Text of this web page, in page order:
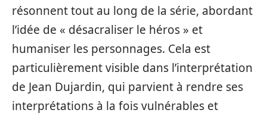
résonnent tout au long de la série, abordant
l’idée de « désacraliser le héros » et
humaniser les personnages. Cela est
particulièrement visible dans l’interprétation
de Jean Dujardin, qui parvient à rendre ses
interprétations à la fois vulnérables et